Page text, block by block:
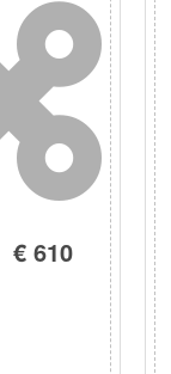
€ 610